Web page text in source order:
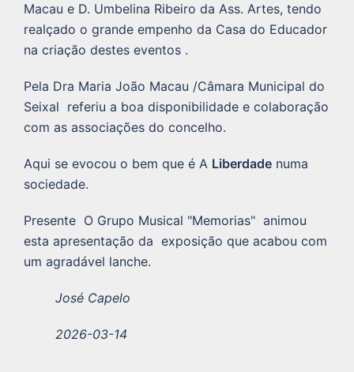
Macau e D. Umbelina Ribeiro da Ass. Artes, tendo
realçado o grande empenho da Casa do Educador
na criação destes eventos .
Pela Dra Maria João Macau /Câmara Municipal do
Seixal referiu a boa disponibilidade e colaboração
com as associações do concelho.
Aqui se evocou o bem que é A Liberdade numa
sociedade.
Presente O Grupo Musical "Memorias" animou
esta apresentação da exposição que acabou com
um agradável lanche.
José Capelo
2026-03-14